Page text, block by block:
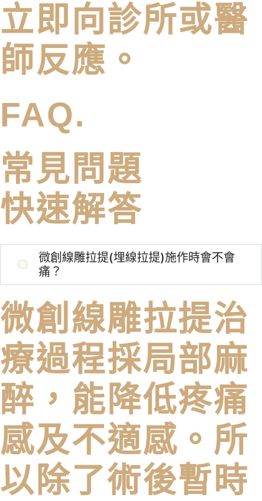
立即向診所或醫
師反應。
FAQ.
常見問題
快速解答
微創線雕拉提(埋線拉提)施作時會不會
痛？
微創線雕拉提治
療過程採局部⿇
醉，能降低疼痛
感及不適感。所
以除了術後暫時